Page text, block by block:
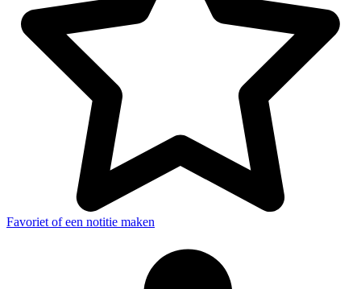
Favoriet of een notitie maken